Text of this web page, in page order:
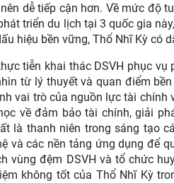
nên dễ tiếp cận hơn. Về mức độ
triển du lịch tại 3 quốc gia
hiệu bền vững, Thổ Nhĩ Kỳ có
tiễn khai thác DSVH phục vụ
từ lý thuyết và quan điểm
vai trò của nguồn lực tài chính
về đảm bảo tài chính, giải
là thanh niên trong sáng tạo
và các nền tảng ứng dụng để
vùng đệm DSVH và tổ chức
không tốt của Thổ Nhĩ Kỳ